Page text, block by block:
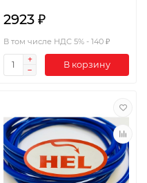
2923 ₽
В том числе НДС 5% - 140 ₽
В корзину